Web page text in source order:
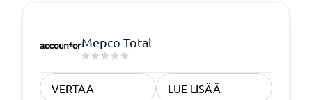
Mepco Total
VERTAA LUE LISÄÄ